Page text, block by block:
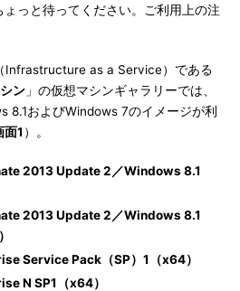
ょっと待ってください。ご利用上の注
as a Service）である
ン 」の仮想マシンギャラリーでは、
8.1およびWindows 7のイメージが利
面1 ）。
2013 Update 2／Windows 8.1
2013 Update 2／Windows 8.1
Service Pack（SP）1（x64）
N SP1（x64）